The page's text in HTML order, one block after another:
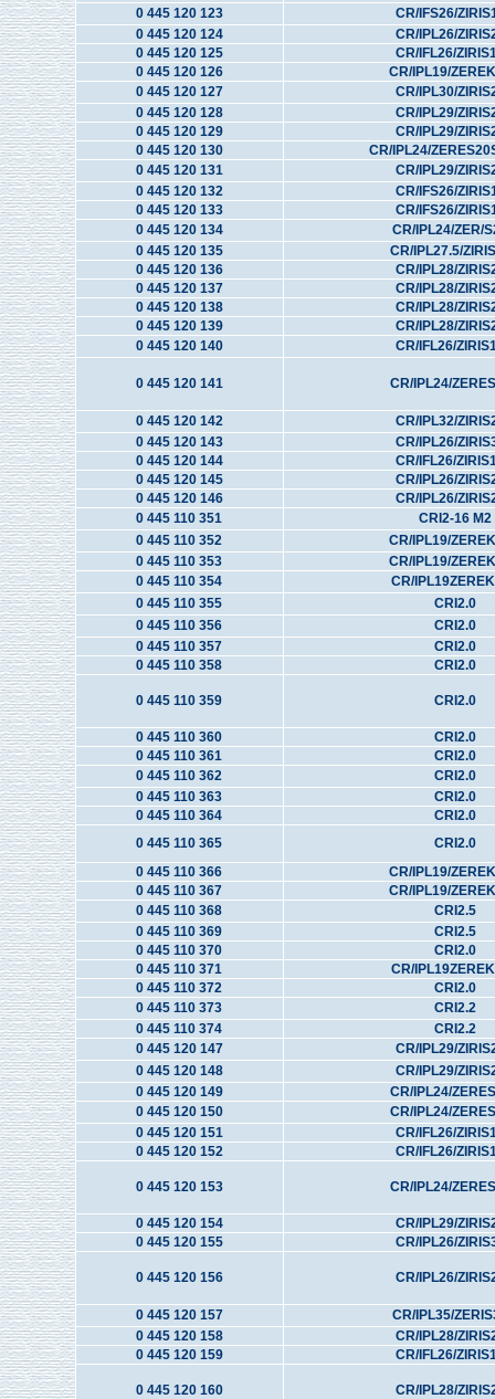
0 445 120 123
CR/IFS26/
0 445 120 124
CR/IPL26/
0 445 120 125
CR/IFL26/
0 445 120 126
CR/IPL19/
0 445 120 127
CR/IPL30/
0 445 120 128
CR/IPL29/
0 445 120 129
CR/IPL29/
0 445 120 130
CR/IPL24/
0 445 120 131
CR/IPL29/
0 445 120 132
CR/IFS26/
0 445 120 133
CR/IFS26/
0 445 120 134
CR/IPL24/ZER/
0 445 120 135
CR/IPL27.5/
0 445 120 136
CR/IPL28/
0 445 120 137
CR/IPL28/
0 445 120 138
CR/IPL28/
0 445 120 139
CR/IPL28/
0 445 120 140
CR/IFL26/
0 445 120 141 CR/IPL24/
0 445 120 142
CR/IPL32/
0 445 120 143
CR/IPL26/
0 445 120 144
CR/IFL26/
0 445 120 145
CR/IPL26/
0 445 120 146
CR/IPL26/
0 445 110 351
CRI2-16 M2
0 445 110 352
CR/IPL19/
0 445 110 353
CR/IPL19/
0 445 110 354
CR/
0 445 110 355
CRI2.0
0 445 110 356
CRI2.0
0 445 110 357
CRI2.0
0 445 110 358
CRI2.0
0 445 110 359 CRI2.0
0 445 110 360
CRI2.0
0 445 110 361
CRI2.0
0 445 110 362
CRI2.0
0 445 110 363
CRI2.0
0 445 110 364
CRI2.0
0 445 110 365
CRI2.0
0 445 110 366
CR/IPL19/
0 445 110 367
CR/IPL19/
0 445 110 368
CRI2.5
0 445 110 369
CRI2.5
0 445 110 370
CRI2.0
0 445 110 371
CR/
0 445 110 372
CRI2.0
0 445 110 373
CRI2.2
0 445 110 374
CRI2.2
0 445 120 147
CR/IPL29/
0 445 120 148
CR/IPL29/
0 445 120 149
CR/IPL24/
0 445 120 150
CR/IPL24/
0 445 120 151
CR/IFL26/
0 445 120 152
CR/IFL26/
0 445 120 153 CR/IPL24/
0 445 120 154
CR/IPL29/
0 445 120 155
CR/IPL26/
0 445 120 156 CR/IPL26/
0 445 120 157
CR/IPL35/
0 445 120 158
CR/IPL28/
0 445 120 159
CR/IFL26/
0 445 120 160 CR/IPL28/